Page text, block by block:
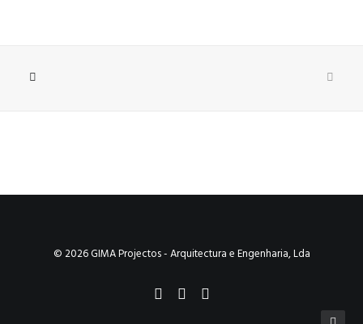
© 2026 GIMA Projectos - Arquitectura e Engenharia, Lda